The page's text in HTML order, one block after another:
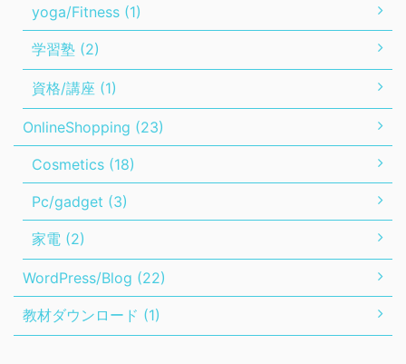
yoga/Fitness (1)
学習塾 (2)
資格/講座 (1)
OnlineShopping (23)
Cosmetics (18)
Pc/gadget (3)
家電 (2)
WordPress/Blog (22)
教材ダウンロード (1)